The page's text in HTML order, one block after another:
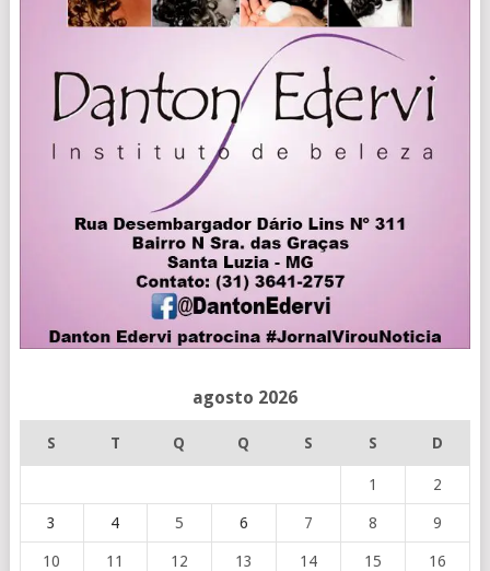
agosto 2026
S T Q Q S S D
1 2
3 4 5 6 7 8 9
10 11 12 13 14 15 16